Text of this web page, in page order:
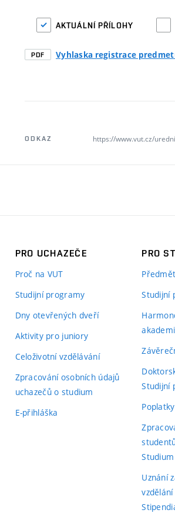
AKTUÁLNÍ PŘÍLOHY
PDF Vyhlaska registrace
ODKAZ https://www.vut.cz/
PRO UCHAZEČE
Proč na VUT
Studijní programy
Dny otevřených dveří
Aktivity pro juniory
Celoživotní vzdělávání
Zpracování osobních údajů
uchazečů o studium
E-přihláška
PRO
Studijní
Studijní
Uznání
vzdělání